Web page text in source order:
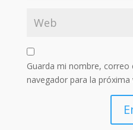
Guarda mi nombre,
navegador para la próxima